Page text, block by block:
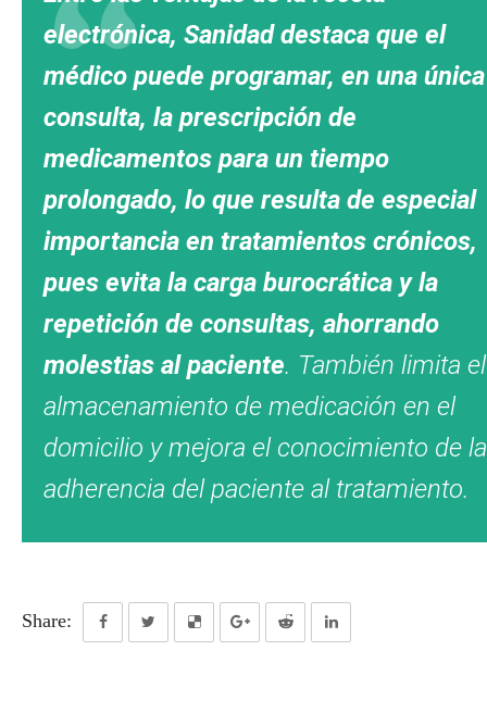
electrónica, Sanidad destaca que el
médico puede programar, en una única
consulta, la prescripción de
medicamentos para un tiempo
prolongado, lo que resulta de especial
importancia en tratamientos crónicos,
pues evita la carga burocrática y la
repetición de consultas, ahorrando
molestias al paciente. También limita el
almacenamiento de medicación en el
domicilio y mejora el conocimiento de la
adherencia del paciente al tratamiento.
Share: